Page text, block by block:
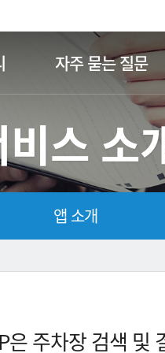
자주 묻는 질문
스 소
앱 소개
주차장 검색 및